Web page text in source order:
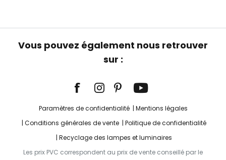
Vous pouvez également nous retrouver
sur :
Paramètres de confidentialité
Mentions légales
Conditions générales de vente
Politique de confidentialité
Recyclage des lampes et luminaires
Les prix PVC correspondent au prix de vente conseillé par le